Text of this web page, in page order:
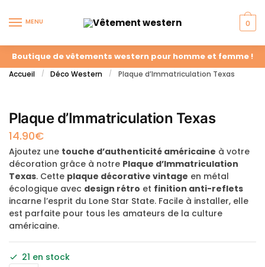
MENU 0
Boutique de vêtements western pour homme et femme !
Accueil / Déco Western / Plaque d’Immatriculation Texas
Plaque d’Immatriculation Texas
14.90€
Ajoutez une touche d’authenticité américaine à votre
décoration grâce à notre Plaque d’Immatriculation
Texas. Cette plaque décorative vintage en métal
écologique avec design rétro et finition anti-reflets
incarne l’esprit du Lone Star State. Facile à installer, elle
est parfaite pour tous les amateurs de la culture
américaine.
21 en stock